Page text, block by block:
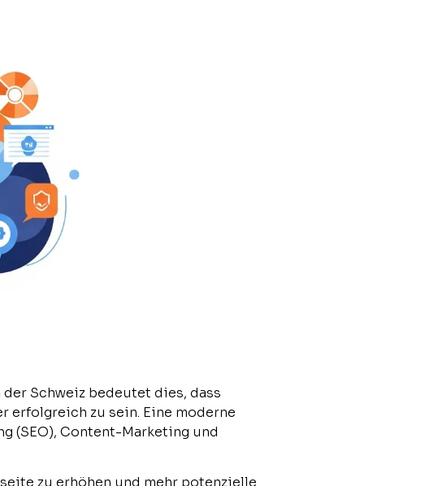
Schweiz bedeutet dies, dass
zu sein. Eine moderne
(SEO), Content-Marketing und
zu erhöhen und mehr potenzielle